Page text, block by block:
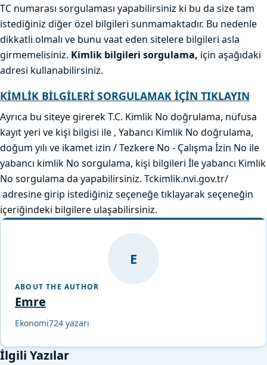
TC numarası sorgulaması yapabilirsiniz ki bu da size tam
istediğiniz diğer özel bilgileri sunmamaktadır. Bu nedenle
dikkatli olmalı ve bunu vaat eden sitelere bilgileri asla
girmemelisiniz. Kimlik bilgileri sorgulama, için aşağıdaki
adresi kullanabilirsiniz.
KİMLİK BİLGİLERİ SORGULAMAK İÇİN TIKLAYIN
Ayrıca bu siteye girerek T.C. Kimlik No doğrulama, nüfusa
kayıt yeri ve kişi bilgisi ile , Yabancı Kimlik No doğrulama,
doğum yılı ve ikamet izin / Tezkere No - Çalışma İzin No ile
yabancı kimlik No sorgulama, kişi bilgileri İle yabancı Kimlik
No sorgulama da yapabilirsiniz. Tckimlik.nvi.gov.tr/
adresine girip istediğiniz seçeneğe tıklayarak seçeneğin
içeriğindeki bilgilere ulaşabilirsiniz.
E
ABOUT THE AUTHOR
Emre
Ekonomi724 yazarı
İlgili Yazılar